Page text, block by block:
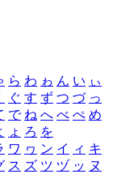
ら わ ゎ ん い ぃ
ぐ す ず つ づ っ
で ね へ べ ぺ め
ょ ろ を
ワ ヮ ン イ ィ キ
ス ズ ツ ヅ ッ ヌ